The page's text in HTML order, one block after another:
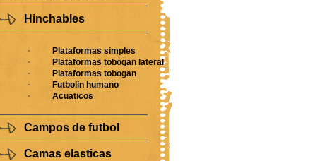
Hinchables
Plataformas simples
Plataformas tobogan lateral
Plataformas tobogan
Futbolin humano
Acuaticos
Campos de futbol
Camas elasticas